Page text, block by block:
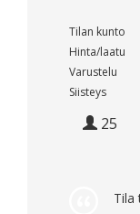
Tilan kunto
Hinta/laatu
Varustelu
Siisteys
25
Tila